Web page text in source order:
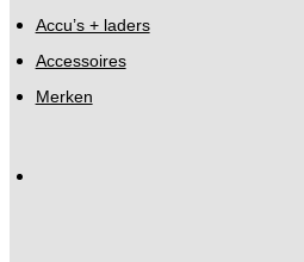
Accu’s + laders
Accessoires
Merken